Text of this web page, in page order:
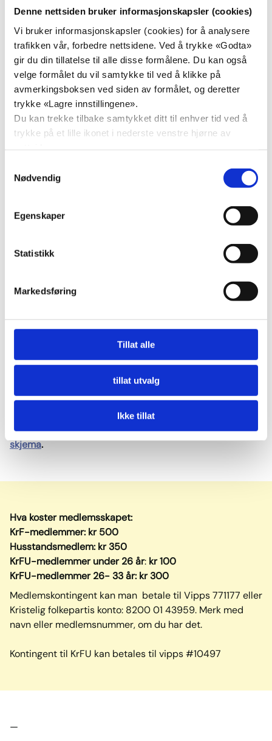
Denne nettsiden bruker informasjonskapsler (cookies)
Vi bruker informasjonskapsler (cookies) for å analysere
trafikken vår, forbedre nettsidene. Ved å trykke «Godta»
gir du din tillatelse til alle disse formålene. Du kan også
velge formålet du vil samtykke til ved å klikke på
avmerkingsboksen ved siden av formålet, og deretter
trykke «Lagre innstillingene».
Du kan trekke tilbake samtykket ditt til enhver tid ved å
trykke på et lille ikonet i nederste venstre hjørne av
Nødvendig
Egenskaper
Statistikk
Markedsføring
Tillat alle
tillat utvalg
Ikke tillat
Dette innholdet lastes fra en tredjeparts
nettside, og Kristelig Folkeparti kan ikke
garantere for hvilken informasjon som
innhentes. Se gjerne vår
personvernserklæring for mer informasjon.
Endre samtykke | Personvernerklæring
Om to i samme husstand er medlemmer, betaler den
Den ene blir hovedmedlem og den andre
husstandsmedlem (gjelder ikke KrFU-medlemskap).
Kontingentkravet sendes til hovedmedlemmet. Ta
kontakt om dere ønsker familiemedlemsskap: krf@krf.no
Er du under 34? Da kan du melde deg inn i KrFU og
samtidig være fullverdig medlem i KrF.Åpne KrFU-
skjema.
Hva koster medlemsskapet:
KrF-medlemmer: kr 500
Husstandsmedlem: kr 350
KrFU-medlemmerunder 26 år: kr 100
KrFU-medlemmer 26- 33 år: kr 300
Medlemskontingent kan man betale til Vipps 771177 eller
Kristelig folkepartis konto: 8200 01 43959. Merk med
navn eller medlemsnummer, om du har det.
Kontingent til KrFU kan betales til vipps #10497
—